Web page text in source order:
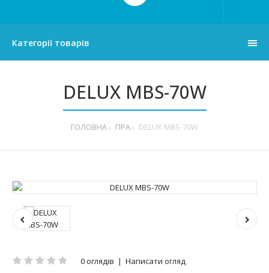
Категорії товарів
DELUX MBS-70W
ГОЛОВНА ПРА DELUX MBS-70W
0 оглядів | Написати огляд